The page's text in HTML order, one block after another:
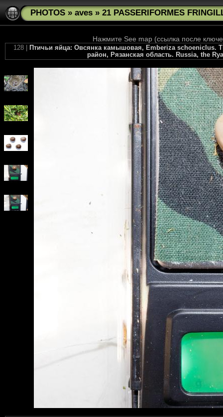
PHOTOS » aves » 21 PASSERIFORMES
Нажмите See map (ссылка после
128 |
Птичьи яйца: Овсянка камышовая, Emberiza schoeniclus.
район, Рязанская область. Russia, the